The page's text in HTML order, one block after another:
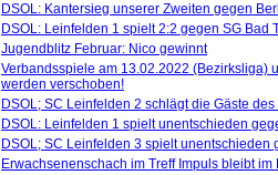
DSOL: Kantersieg unserer Zweiten gegen
DSOL: Leinfelden 1 spielt 2:2 gegen SG Bad
Jugendblitz Februar: Nico gewinnt
Verbandsspiele am 13.02.2022 (Bezirksliga)
werden verschoben!
DSOL; SC Leinfelden 2 schlägt die Gäste
DSOL: Leinfelden 1 spielt unentschieden
DSOL; SC Leinfelden 3 spielt unentschieden
Erwachsenenschach im Treff Impuls bleibt